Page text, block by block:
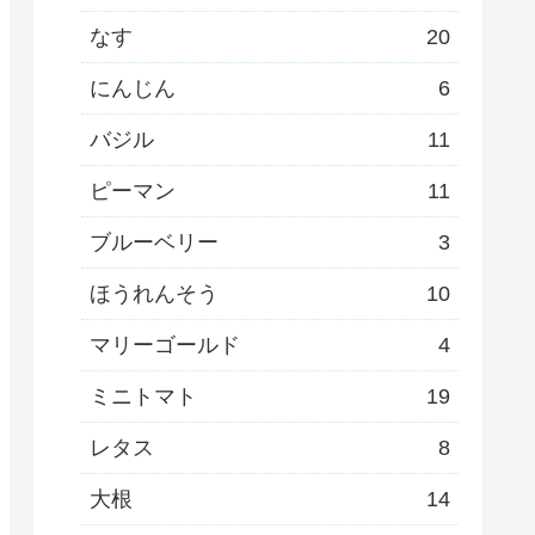
なす 20
にんじん 6
バジル 11
ピーマン 11
ブルーベリー 3
ほうれんそう 10
マリーゴールド 4
ミニトマト 19
レタス 8
大根 14